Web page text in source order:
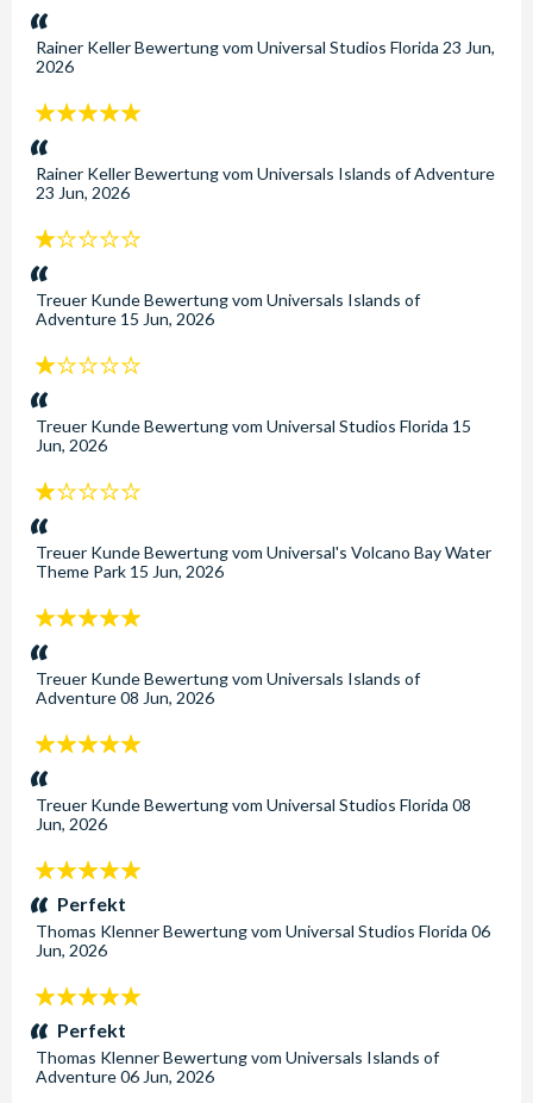
Sterne:
Rainer KellerBewertung vom Universal Studios Florida 23 Jun,
2026
5
Sterne:
Rainer KellerBewertung vom Universals Islands of Adventure
23 Jun, 2026
1
Sterne:
Treuer KundeBewertung vom Universals Islands of
Adventure 15 Jun, 2026
1
Sterne:
Treuer KundeBewertung vom Universal Studios Florida 15
Jun, 2026
1
Sterne:
Treuer KundeBewertung vom Universal's Volcano Bay Water
Theme Park 15 Jun, 2026
5
Sterne:
Treuer KundeBewertung vom Universals Islands of
Adventure08 Jun, 2026
5
Sterne:
Treuer KundeBewertung vom Universal Studios Florida 08
Jun, 2026
5
Sterne:
Perfekt
Thomas KlennerBewertung vom Universal Studios Florida 06
Jun, 2026
5
Sterne:
Perfekt
Thomas KlennerBewertung vom Universals Islands of
Adventure06 Jun, 2026